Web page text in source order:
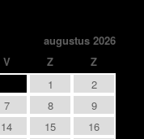
augustus 2026
V Z
Z
1
2
7 8
9
14 15
16